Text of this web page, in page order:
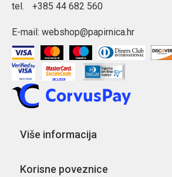
tel. +385 44 682 560
E-mail: webshop@papirnica.hr
Više informacija
Korisne poveznice